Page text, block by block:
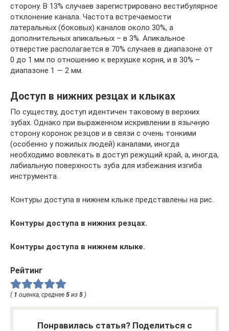
сторону. В 13% случаев зарегистрировано вестибулярное
отклонение канала. Частота встречаемости
латеральных (боковых) каналов около 30%, а
дополнительных апикальных – в 3%. Апикальное
отверстие располагается в 70% случаев в диапазоне от
0 до 1 мм по отношению к верхушке корня, и в 30% –
диапазоне 1 — 2 мм.
Доступ в нижних резцах и клыках
По существу, доступ идентичен таковому в верхних
зубах. Однако при выраженном искривлении в язычную
сторону коронок резцов и в связи с очень тонкими
(особенно у пожилых людей) каналами, иногда
необходимо вовлекать в доступ режущий край, а, иногда,
лабиальную поверхность зуба для избежания изгиба
инструмента.
Контуры доступа в нижнем клыке представлены на рис.
Контуры доступа в нижних резцах.
Контуры доступа в нижнем клыке.
Рейтинг
( 1 оценка, среднее 5 из 5 )
Понравилась статья? Поделиться с